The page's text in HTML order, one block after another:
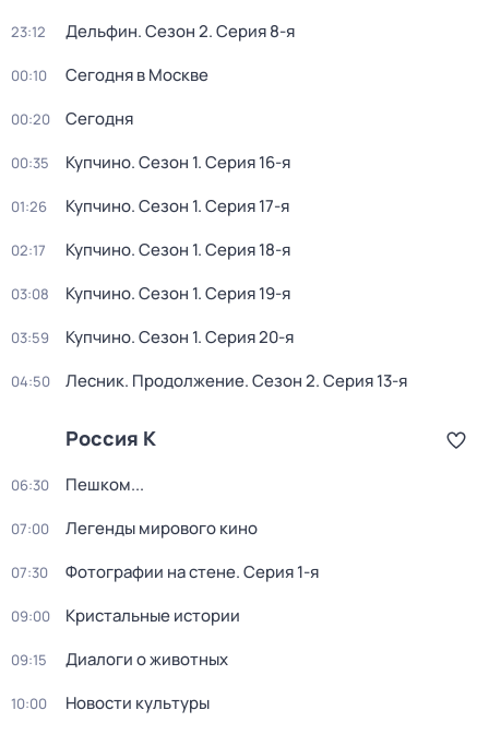
23:12 Дельфин. Сезон 2. Серия 8-я
00:10 Сегодня в Москве
00:20 Сегодня
00:35 Купчино. Сезон 1. Серия 16-я
01:26 Купчино. Сезон 1. Серия 17-я
02:17 Купчино. Сезон 1. Серия 18-я
03:08 Купчино. Сезон 1. Серия 19-я
03:59 Купчино. Сезон 1. Серия 20-я
04:50 Лесник. Продолжение. Сезон 2. Серия 13-я
Россия К
06:30 Пешком...
07:00 Легенды мирового кино
07:30 Фотографии на стене. Серия 1-я
09:00 Кристальные истории
09:15 Диалоги о животных
10:00 Новости культуры